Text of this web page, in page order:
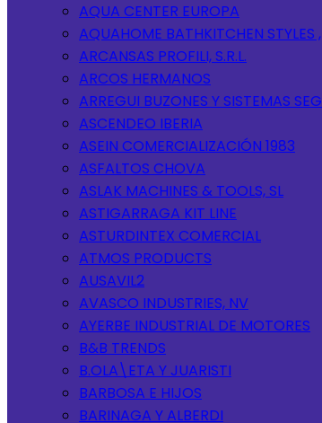
AQUA CENTER EUROPA
AQUAHOME BATHKITCHEN STYLES ,
ARCANSAS PROFILI, S.R.L.
ARCOS HERMANOS
ARREGUI BUZONES Y SISTEMAS SEG
ASCENDEO IBERIA
ASEIN COMERCIALIZACIÓN 1983
ASFALTOS CHOVA
ASLAK MACHINES & TOOLS, SL
ASTIGARRAGA KIT LINE
ASTURDINTEX COMERCIAL
ATMOS PRODUCTS
AUSAVIL2
AVASCO INDUSTRIES, NV
AYERBE INDUSTRIAL DE MOTORES
B&B TRENDS
B.OLA\ETA Y JUARISTI
BARBOSA E HIJOS
BARINAGA Y ALBERDI